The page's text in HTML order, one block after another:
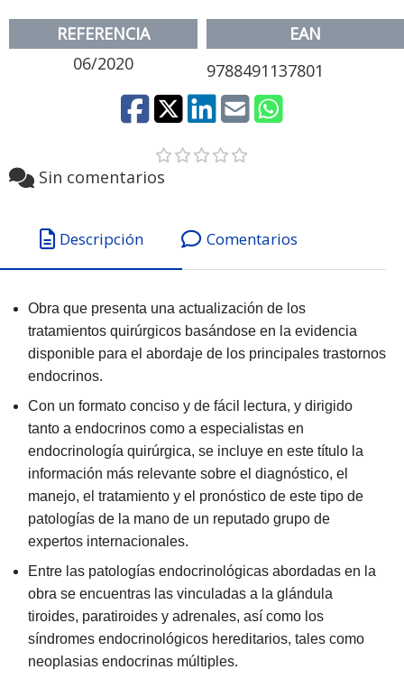
REFERENCIA
06/2020
EAN
9788491137801
Sin comentarios
Descripción Comentarios
Obra que presenta una actualización de los
tratamientos quirúrgicos basándose en la evidencia
disponible para el abordaje de los principales trastornos
endocrinos.
Con un formato conciso y de fácil lectura, y dirigido
tanto a endocrinos como a especialistas en
endocrinología quirúrgica, se incluye en este título la
información más relevante sobre el diagnóstico, el
manejo, el tratamiento y el pronóstico de este tipo de
patologías de la mano de un reputado grupo de
expertos internacionales.
Entre las patologías endocrinológicas abordadas en la
obra se encuentras las vinculadas a la glándula
tiroides, paratiroides y adrenales, así como los
síndromes endocrinológicos hereditarios, tales como
neoplasias endocrinas múltiples.